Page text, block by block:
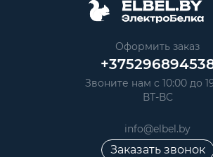
Оформить заказ
Звоните нам с 10:00 до
ВТ-ВС
info@elbel.by
Заказать звонок